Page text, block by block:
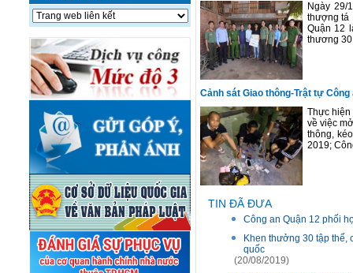
Ngày 29/
thượng tá
Quận 12
thương
Cảnh sát Giao thông-Trật tự
Thực hiện
về việc
thông,
2019;
TIN ĐÃ ĐƯA
Công an Quận 12 phối
Khen thưởng 30 tập thể,
quốc
(20/08/2019)